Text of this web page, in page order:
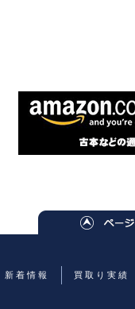
新着情報 買取り実績